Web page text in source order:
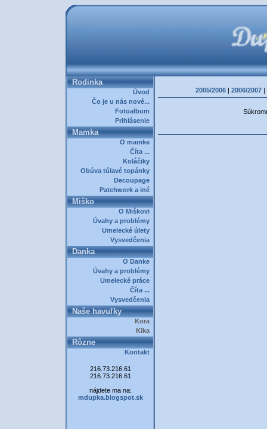
Rodinka
Úvod
Čo je u nás nové...
Fotoalbum
Prihlásenie
Mamka
O mamke
Číta ...
Koláčiky
Obúva túlavé topánky
Decoupage
Patchwork a iné
Miško
O Miškovi
Úvahy a problémy
Umelecké úlety
Vysvedčenia
Danka
O Danke
Úvahy a problémy
Umelecké práce
Číta ...
Vysvedčenia
Naše havuľky
Kora
Kika
Rôzne
Kontakt
216.73.216.61
216.73.216.61
nájdete ma na:
mdupka.blogspot.sk
2005/2006 | 2006/2007 |